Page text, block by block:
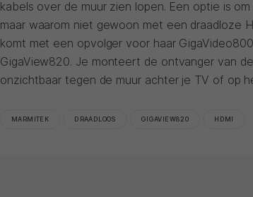
kabels over de muur zien lopen. Een optie is
maar waarom niet gewoon met een draadloze
komt met een opvolger voor haar
GigaView820. Je monteert de ontvanger van
onzichtbaar tegen de muur achter je TV of op
MARMITEK DRAADLOOS GIGAVIEW820 HDMI